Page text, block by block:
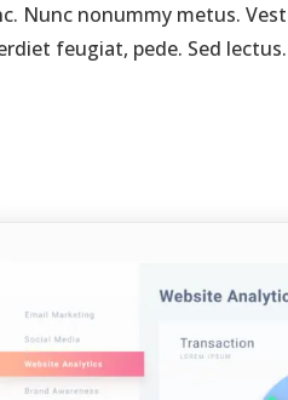
Nunc nonummy metus.
feugiat, pede. Sed